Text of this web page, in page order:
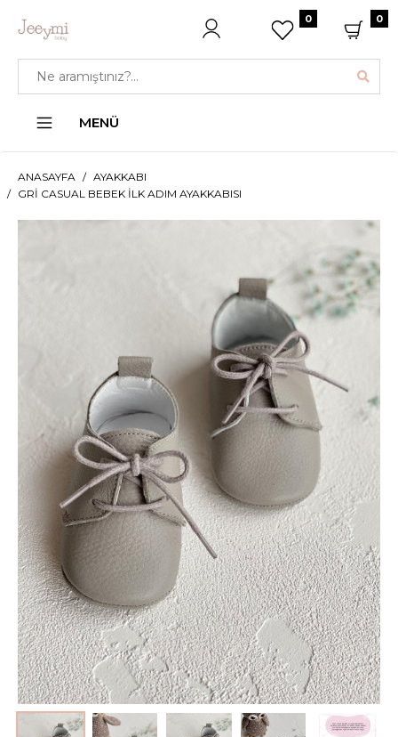
0 0
MENÜ
ANASAYFA
AYAKKABI
GRI CASUAL BEBEK İLK ADIM AYAKKABISI